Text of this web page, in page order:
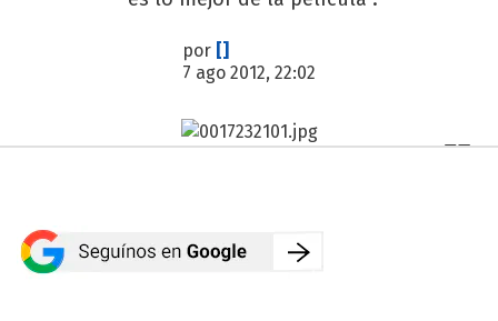
por []
7 ago 2012, 22:02